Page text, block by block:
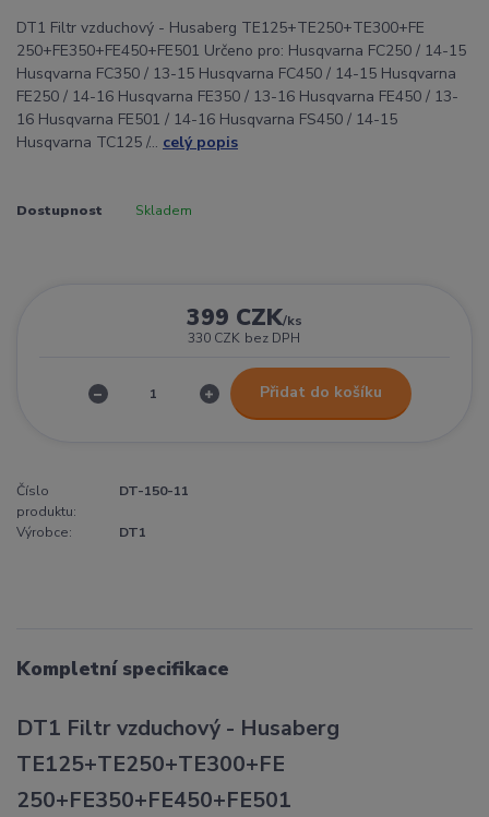
DT1 Filtr vzduchový - Husaberg TE125+TE250+TE300+FE
250+FE350+FE450+FE501 Určeno pro: Husqvarna FC250 / 14-15
Husqvarna FC350 / 13-15 Husqvarna FC450 / 14-15 Husqvarna
FE250 / 14-16 Husqvarna FE350 / 13-16 Husqvarna FE450 / 13-
16 Husqvarna FE501 / 14-16 Husqvarna FS450 / 14-15
Husqvarna TC125 /... celý popis
Dostupnost Skladem
399 CZK/ks
330 CZK bez DPH
Přidat do košíku
Číslo
produktu:
DT-150-11
Výrobce: DT1
Kompletní specifikace
DT1 Filtr vzduchový - Husaberg
TE125+TE250+TE300+FE
250+FE350+FE450+FE501